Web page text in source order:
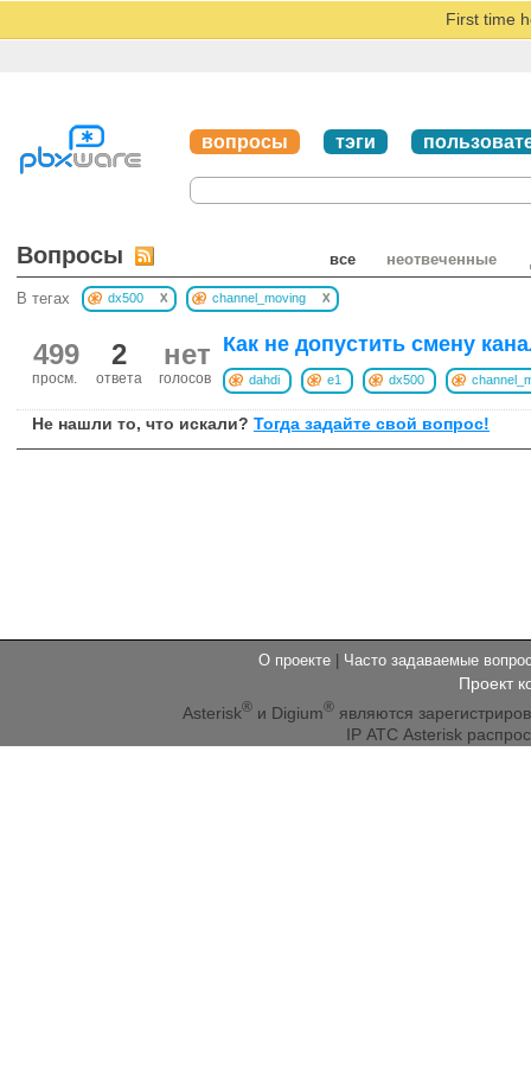
First time
вопросы тэги
все неотвеченные
Вопросы
В тегах dx500 x channel_moving x
нет
голосов
2
ответа
499
просм.
Как не допустить смену
dahdi e1 dx500
Не нашли то, что искали? Тогда задайте свой вопрос!
О проекте | Часто задаваемые
Проект
Asterisk®и Digium®являются
IP АТС Asterisk